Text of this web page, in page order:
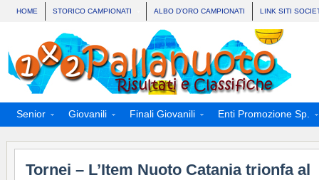
HOME STORICO CAMPIONATI ALBO D’ORO CAMPIONATI LINK SITI
Senior Giovanili Finali Giovanili Enti Promozione Sp.
Tornei – L’Item Nuoto Catania trionfa al